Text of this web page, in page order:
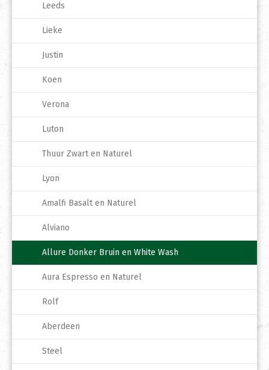
Leeds
Lieke
Justin
Koen
Verona
Luton
Thuur Zwart en Naturel
Lyon
Amalfi Basalt en Naturel
Alviano
Allure Donker Bruin en White Wash
Aura Espresso en Naturel
Rolf
Aberdeen
Steel